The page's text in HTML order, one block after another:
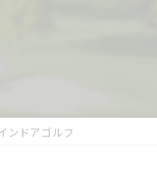
ンドアゴルフ